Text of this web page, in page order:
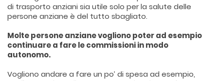
di trasporto anziani sia utile solo per la salute delle
persone anziane è del tutto sbagliato.
Molte persone anziane vogliono poter ad esempio
continuare a fare le commissioni in modo
autonomo.
Vogliono andare a fare un po’ di spesa ad esempio,